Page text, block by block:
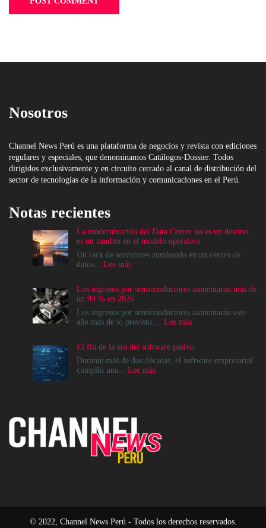
Nosotros
Channel News Perú es una plataforma de negocios y revista con ediciones
regulares y especiales, que denominamos Catálogos-Dossier. Todos
dirigidos exclusivamente y en circuito cerrado al canal de distribución del
sector de tecnologías de la información y comunicaciones en el Perú.
Notas recientes
La modernización del Data Center no es un destino,
es un cambio en el modelo operativo
Un rack de servidores zumbando en un centro de
datos... Lee más:
del
Data
Center
no
destino,
es
un
operativo
Los ingresos por semiconductores aumentarán más de
un 94 % en 2026
Los ingresos por semiconductores aumentarán este
año más de lo previsto.... Lee más:
por
semiconductores
El fin de la era del software pasivo
Durante más de dos décadas, el software empresarial
cumplió una... Lee más:
software
pasivo
© 2022, Channel News Perú - Todos los derechos reservados.